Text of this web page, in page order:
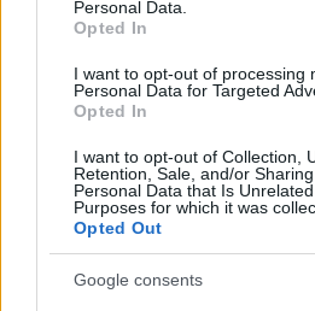
Personal Data.
Opted In
I want to opt-out of processing
Personal Data for Targeted
Opted In
I want to opt-out of Collection,
Retention, Sale, and/or
Personal Data that Is
Purposes for which it was
Opted Out
Google consents